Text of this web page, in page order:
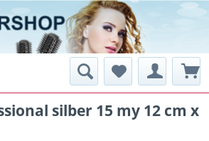
silber 15 my 12 cm x